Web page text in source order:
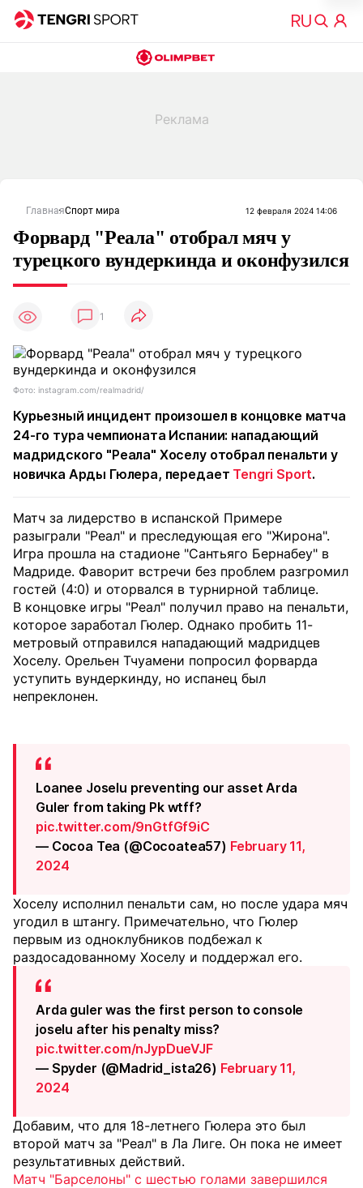
ГлавнаяСпорт мира 12 февраля 2024 14:06
Форвард "Реала" отобрал мяч у
турецкого вундеркинда и оконфузился
1
Фото: instagram.com/realmadrid/
Курьезный инцидент произошел в концовке матча
24-го тура чемпионата Испании: нападающий
мадридского "Реала" Хоселу отобрал пенальти у
новичка Арды Гюлера, передает Tengri Sport.
Матч за лидерство в испанской Примере
разыграли "Реал" и преследующая его "Жирона".
Игра прошла на стадионе "Сантьяго Бернабеу" в
Мадриде. Фаворит встречи без проблем разгромил
гостей (4:0) и оторвался в турнирной таблице.
В концовке игры "Реал" получил право на пенальти,
которое заработал Гюлер. Однако пробить 11-
метровый отправился нападающий мадридцев
Хоселу. Орельен Тчуамени попросил форварда
уступить вундеркинду, но испанец был
непреклонен.
Loanee Joselu preventing our asset Arda
Guler from taking Pk wtff?
pic.twitter.com/9nGtfGf9iC
— Cocoa Tea (@Cocoatea57) February 11,
2024
Хоселу исполнил пенальти сам, но после удара мяч
угодил в штангу. Примечательно, что Гюлер
первым из одноклубников подбежал к
раздосадованному Хоселу и поддержал его.
Arda guler was the first person to console
joselu after his penalty miss?
pic.twitter.com/nJypDueVJF
— Spyder (@Madrid_ista26) February 11,
2024
Добавим, что для 18-летнего Гюлера это был
второй матч за "Реал" в Ла Лиге. Он пока не имеет
результативных действий.
Матч "Барселоны" с шестью голами завершился